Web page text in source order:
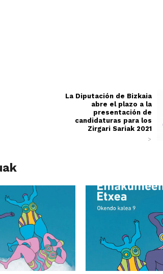
La Diputación de Bizkaia
abre el plazo a la
presentación de
candidaturas para los
Zirgari Sariak 2021
>